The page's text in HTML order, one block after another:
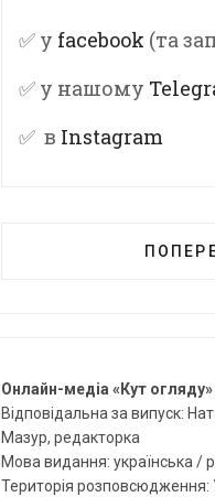
✅ у facebook (та
✅ у нашому
✅ в Instagram
Онлайн-медіа «Кут огляду»
Відповідальна за випуск:
Мазур, редакторка
Мова видання: українська /
Територія розповсюдження: